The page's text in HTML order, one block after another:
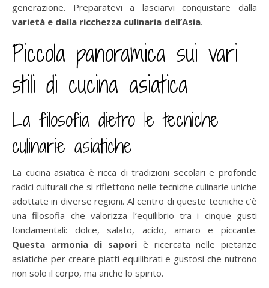
generazione. Preparatevi a lasciarvi conquistare dalla
varietà e dalla ricchezza culinaria dell’Asia.
Piccola panoramica sui vari
stili di cucina asiatica
La filosofia dietro le tecniche
culinarie asiatiche
La cucina asiatica è ricca di tradizioni secolari e profonde
radici culturali che si riflettono nelle tecniche culinarie uniche
adottate in diverse regioni. Al centro di queste tecniche c’è
una filosofia che valorizza l’equilibrio tra i cinque gusti
fondamentali: dolce, salato, acido, amaro e piccante.
Questa armonia di sapori è ricercata nelle pietanze
asiatiche per creare piatti equilibrati e gustosi che nutrono
non solo il corpo, ma anche lo spirito.